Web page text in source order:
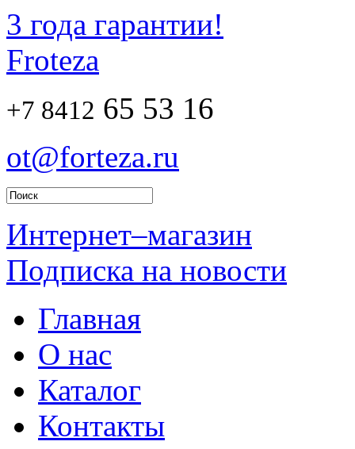
3 года гарантии!
Froteza
+7 8412 65 53 16
ot@forteza.ru
Интернет–магазин
Подписка на новости
Главная
О нас
Каталог
Контакты